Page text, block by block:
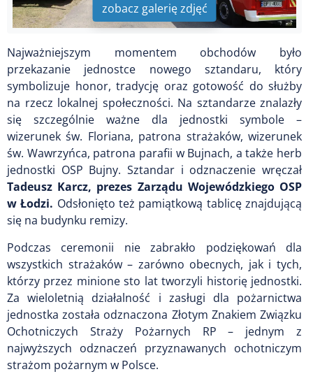
zobacz galerię zdjęć
Najważniejszym momentem obchodów było
przekazanie jednostce nowego sztandaru, który
symbolizuje honor, tradycję oraz gotowość do służby
na rzecz lokalnej społeczności. Na sztandarze znalazły
się szczególnie ważne dla jednostki symbole –
wizerunek św. Floriana, patrona strażaków, wizerunek
św. Wawrzyńca, patrona parafii w Bujnach, a także herb
jednostki OSP Bujny. Sztandar i odznaczenie wręczał
Tadeusz Karcz, prezes Zarządu Wojewódzkiego OSP
w Łodzi. Odsłonięto też pamiątkową tablicę znajdującą
się na budynku remizy.
Podczas ceremonii nie zabrakło podziękowań dla
wszystkich strażaków – zarówno obecnych, jak i tych,
którzy przez minione sto lat tworzyli historię jednostki.
Za wieloletnią działalność i zasługi dla pożarnictwa
jednostka została odznaczona Złotym Znakiem Związku
Ochotniczych Straży Pożarnych RP – jednym z
najwyższych odznaczeń przyznawanych ochotniczym
strażom pożarnym w Polsce.